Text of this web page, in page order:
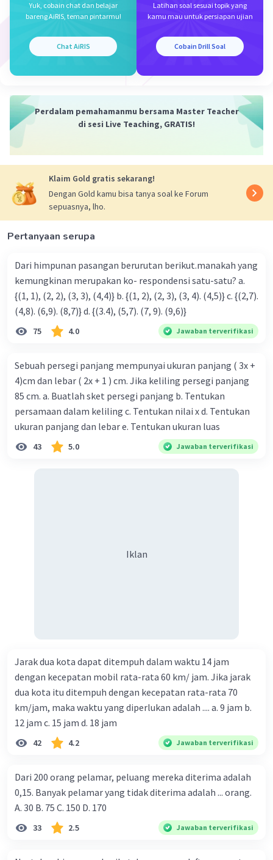
Tuliskan 5 suku pertama barisan:
U2 = 3 * 4^1 = 12
U3 = 3 * 4^2 = 48
Jadi, 5 suku pertama barisan tersebut adalah 3, 12, 48,
192, dan 768.
Level 89
29 September 2023 03:53
jawabannya adalah lima suku pertama barisannya adalah
diketahui:
a = 3
r = 4
Un = a×r^(n-1) = 3×4^(n-1)
U1 = 3×4^(1-1) = 3×4^0 = 3×1 = 3
U2 = 3×4^(2-1) = 3×4^1 = 3×4 = 12
U4 = 3×4^(4-1) = 3×4^3 = 3×64 = 192
U5 = 3×4^(5-1) = 3×4^4 = 3×256 = 768.
lima suku pertama barisannya adalah 3,12,48,192, dan
768.
Beri Rating Balas
Yuk, cobain chat dan belajar
bareng AiRIS, teman pintarmu!
Chat AiRIS
Latihan soal sesuai topik yang
kamu mau untuk persiapan ujian
Cobain Drill Soal
Perdalam pemahamanmu bersama Master Teacher
di sesi Live Teaching, GRATIS!
Klaim Gold gratis sekarang!
Dengan Gold kamu bisa tanya soal ke Forum
sepuasnya, lho.
Pertanyaan serupa
Dari himpunan pasangan berurutan berikut.manakah yang
kemungkinan merupakan ko- respondensi satu-satu? a.
{(1, 1), (2, 2), (3, 3), (4,4)} b. {(1, 2), (2, 3), (3, 4). (4,5)} c. {(2,7).
(4,8). (6,9). (8,7)} d. {(3.4), (5,7). (7, 9). (9,6)}
75 4.0 Jawaban terverifikasi
Sebuah persegi panjang mempunyai ukuran panjang ( 3x +
4)cm dan lebar ( 2x + 1 ) cm. Jika keliling persegi panjang
85 cm. a. Buatlah sket persegi panjang b. Tentukan
persamaan dalam keliling c. Tentukan nilai x d. Tentukan
ukuran panjang dan lebar e. Tentukan ukuran luas
43 5.0 Jawaban terverifikasi
Iklan
Jarak dua kota dapat ditempuh dalam waktu 14 jam
dengan kecepatan mobil rata-rata 60 km/ jam. Jika jarak
dua kota itu ditempuh dengan kecepatan rata-rata 70
km/jam, maka waktu yang diperlukan adalah .... a. 9 jam b.
12 jam c. 15 jam d. 18 jam
42 4.2 Jawaban terverifikasi
Dari 200 orang pelamar, peluang mereka diterima adalah
0,15. Banyak pelamar yang tidak diterima adalah ... orang.
A. 30 B. 75 C. 150 D. 170
33 2.5 Jawaban terverifikasi